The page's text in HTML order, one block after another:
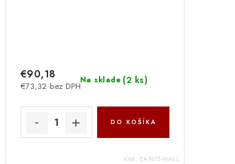
Na sklade (2 ks)
€73,32 bez DPH
€90,18
DO KOŠÍKA
Kód: EAP615-WALL